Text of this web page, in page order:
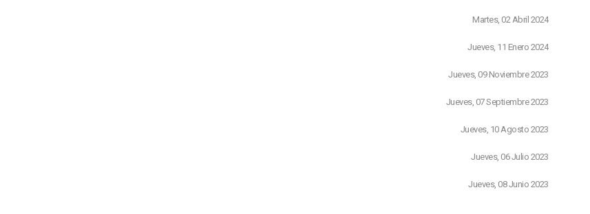
Martes, 02 Abril 2024
Jueves, 11 Enero 2024
Jueves, 09 Noviembre 2023
Jueves, 07 Septiembre 2023
Jueves, 10 Agosto 2023
Jueves, 06 Julio 2023
Jueves, 08 Junio 2023